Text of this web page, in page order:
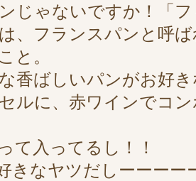
じゃないですか！「
、フランスパンと呼
と。
香ばしいパンがお好き
ルに、赤ワインでコ
て入ってるし！！
きなヤツだしーーー